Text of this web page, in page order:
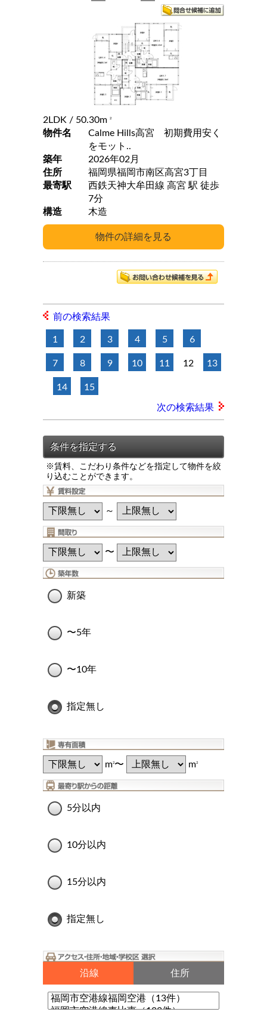
2LDK / 50.30m 2
物件名
Calme Hills高宮 初期費用安く
をモット..
築年
2026年02月
住所
福岡県福岡市南区高宮3丁目
最寄駅
西鉄天神大牟田線 高宮 駅 徒歩
7分
構造
木造
前の検索結果
1 2 3 4 5 6
7 8 9 10 11 12 13
14 15
次の検索結果
※賃料、こだわり条件などを指定して物件を絞
り込むことができます。
～
〜
新築
〜5年
〜10年
指定無し
m2〜 m2
5分以内
10分以内
15分以内
指定無し
沿線 住所